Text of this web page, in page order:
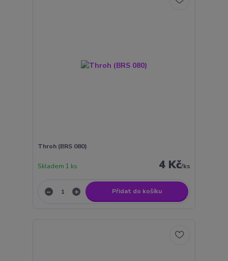
Throh (BRS 080)
4 Kč/ks
Skladem 1 ks
Přidat do košíku